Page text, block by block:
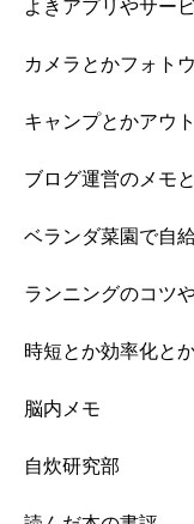
よきアプリやサー
カメラとかフォト
キャンプとかアウ
ブログ運営のメモ
ベランダ菜園で自
ランニングのコツ
時短とか効率化と
脳内メモ
自炊研究部